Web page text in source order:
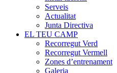
Serveis
Actualitat
Junta Directiva
EL TEU CAMP
Recorregut Verd
Recorregut Vermell
Zones d’entrenament
Galeria